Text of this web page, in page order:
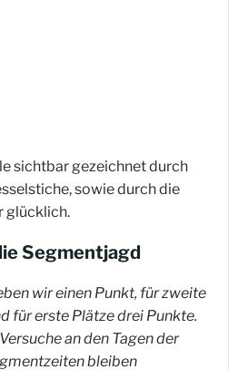
sichtbar gezeichnet durch
sowie durch die
glücklich.
Segmentjagd
wir einen Punkt, für zweite
für erste Plätze drei Punkte.
an den Tagen der
bleiben